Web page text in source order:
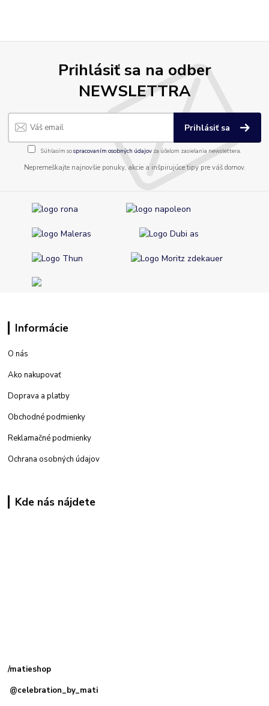
Prihlásiť sa na odber
NEWSLETTRA
Prihlásiť sa
Súhlasím sospracovaním osobných údajov za účelom zasielania newslettera.
Nepremeškajte najnovšie ponuky, akcie a inšpirujúce tipy pre váš domov.
Informácie
O nás
Ako nakupovať
Doprava a platby
Obchodné podmienky
Reklamačné podmienky
Ochrana osobných údajov
Kde nás nájdete
/matieshop
@celebration_by_mati